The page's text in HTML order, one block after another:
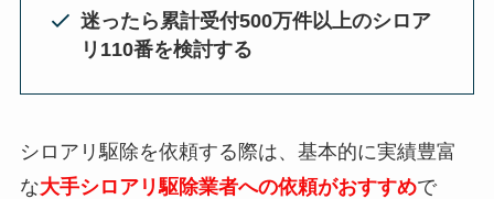
迷ったら累計受付500万件以上のシロア
リ110番を検討する
シロアリ駆除を依頼する際は、基本的に実績豊富
な大手シロアリ駆除業者への依頼がおすすめで